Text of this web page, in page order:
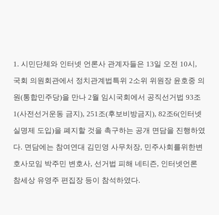
1. 시민단체와 인터넷 언론사 관계자들은 13일 오전 10시,
국회 의원회관에서 정치관계법특위 2소위 위원장 윤호중 의
원(통합민주당)을 만나 2월 임시국회에서 공직선거법 93조
1(사전선거운동 금지), 251조(후보비방금지), 82조6(인터넷
실명제 도입)을 폐지할 것을 촉구하는 공개 면담을 진행하였
다. 면담에는 참여연대 김민영 사무처장, 민주사회를위한변
호사모임 박주민 변호사, 선거법 피해 네티즌, 인터넷언론
참세상 유영주 편집장 등이 참석하였다.